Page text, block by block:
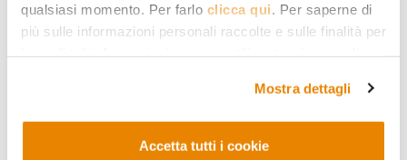
qualsiasi momento. Per farlo clicca qui . Per saperne di
più sulle informazioni personali raccolte e sulle finalità per
Mostra dettagli
Accetta tutti i cookie
La banca che non può